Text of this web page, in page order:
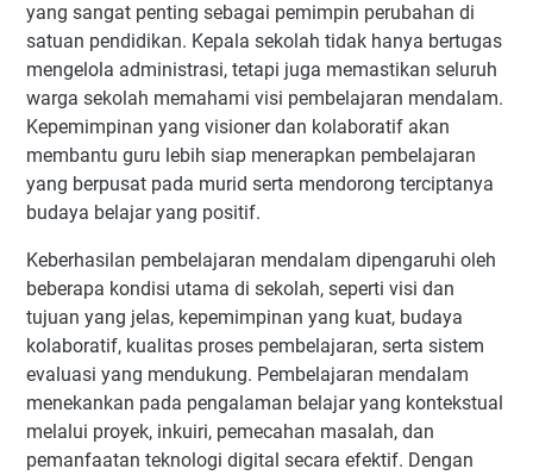
yang sangat penting sebagai pemimpin perubahan di
satuan pendidikan. Kepala sekolah tidak hanya bertugas
mengelola administrasi, tetapi juga memastikan seluruh
warga sekolah memahami visi pembelajaran mendalam.
Kepemimpinan yang visioner dan kolaboratif akan
membantu guru lebih siap menerapkan pembelajaran
yang berpusat pada murid serta mendorong terciptanya
budaya belajar yang positif.
Keberhasilan pembelajaran mendalam dipengaruhi oleh
beberapa kondisi utama di sekolah, seperti visi dan
tujuan yang jelas, kepemimpinan yang kuat, budaya
kolaboratif, kualitas proses pembelajaran, serta sistem
evaluasi yang mendukung. Pembelajaran mendalam
menekankan pada pengalaman belajar yang kontekstual
melalui proyek, inkuiri, pemecahan masalah, dan
pemanfaatan teknologi digital secara efektif. Dengan